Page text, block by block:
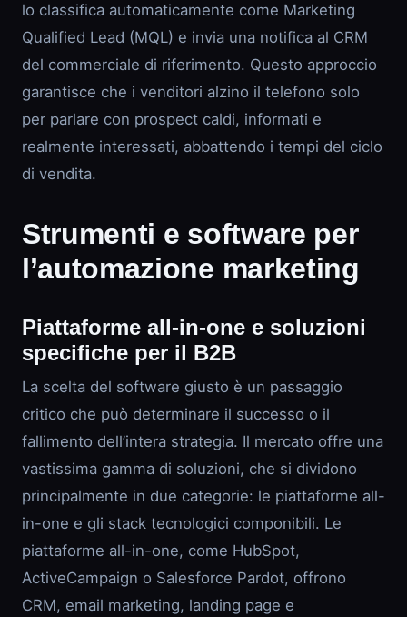
lo classifica automaticamente come Marketing
Qualified Lead (MQL) e invia una notifica al CRM
del commerciale di riferimento. Questo approccio
garantisce che i venditori alzino il telefono solo
per parlare con prospect caldi, informati e
realmente interessati, abbattendo i tempi del ciclo
di vendita.
Strumenti e software per
l’automazione marketing
Piattaforme all-in-one e soluzioni
specifiche per il B2B
La scelta del software giusto è un passaggio
critico che può determinare il successo o il
fallimento dell’intera strategia. Il mercato offre una
vastissima gamma di soluzioni, che si dividono
principalmente in due categorie: le piattaforme all-
in-one e gli stack tecnologici componibili. Le
piattaforme all-in-one, come HubSpot,
ActiveCampaign o Salesforce Pardot, offrono
CRM, email marketing, landing page e